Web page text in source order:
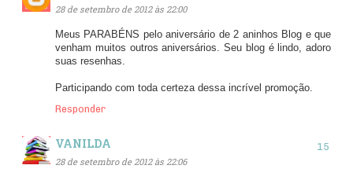
28 de setembro de 2012 às 22:00
Meus PARABÉNS pelo aniversário de 2 aninhos Blog e que
venham muitos outros aniversários. Seu blog é lindo, adoro
suas resenhas.
Participando com toda certeza dessa incrível promoção.
Responder
VANILDA
28 de setembro de 2012 às 22:06